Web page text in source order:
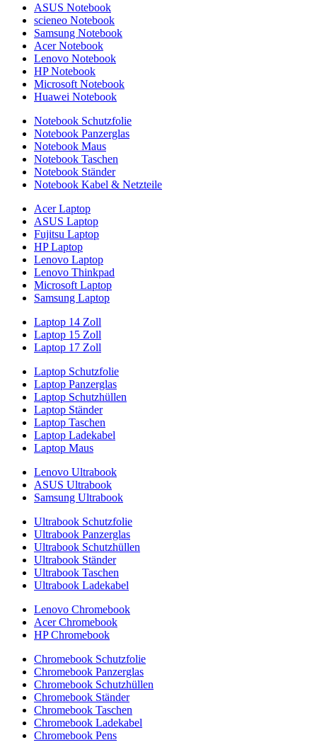
ASUS Notebook
scieneo Notebook
Samsung Notebook
Acer Notebook
Lenovo Notebook
HP Notebook
Microsoft Notebook
Huawei Notebook
Notebook Schutzfolie
Notebook Panzerglas
Notebook Maus
Notebook Taschen
Notebook Ständer
Notebook Kabel & Netzteile
Acer Laptop
ASUS Laptop
Fujitsu Laptop
HP Laptop
Lenovo Laptop
Lenovo Thinkpad
Microsoft Laptop
Samsung Laptop
Laptop 14 Zoll
Laptop 15 Zoll
Laptop 17 Zoll
Laptop Schutzfolie
Laptop Panzerglas
Laptop Schutzhüllen
Laptop Ständer
Laptop Taschen
Laptop Ladekabel
Laptop Maus
Lenovo Ultrabook
ASUS Ultrabook
Samsung Ultrabook
Ultrabook Schutzfolie
Ultrabook Panzerglas
Ultrabook Schutzhüllen
Ultrabook Ständer
Ultrabook Taschen
Ultrabook Ladekabel
Lenovo Chromebook
Acer Chromebook
HP Chromebook
Chromebook Schutzfolie
Chromebook Panzerglas
Chromebook Schutzhüllen
Chromebook Ständer
Chromebook Taschen
Chromebook Ladekabel
Chromebook Pens